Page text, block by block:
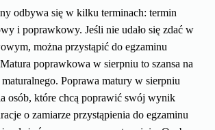
odbywa się w kilku terminach: termin
i poprawkowy. Jeśli nie udało się zdać w
można przystąpić do egzaminu
poprawkowa w sierpniu to szansa na
Poprawa matury w sierpniu
osób, które chcą poprawić swój wynik
o zamiarze przystąpienia do egzaminu